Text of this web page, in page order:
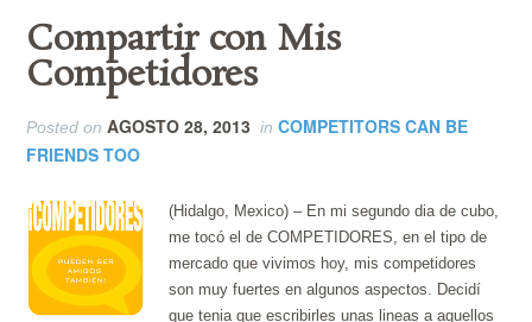
Compartir con Mis
Competidores
Posted onAGOSTO 28, 2013 inCOMPETITORS CAN BE
FRIENDS TOO
(Hidalgo, Mexico) – En mi segundo dia de cubo,
me tocó el de COMPETIDORES, en el tipo de
mercado que vivimos hoy, mis competidores
son muy fuertes en algunos aspectos. Decidí
que tenia que escribirles unas lineas a aquellos